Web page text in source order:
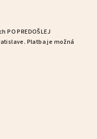
PREDOŠLEJ
Platba je možná